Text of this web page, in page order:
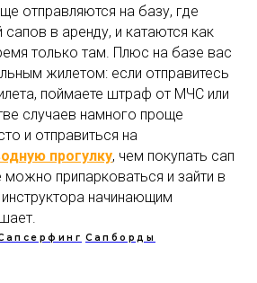
отправляются на базу, где
в аренду, и катаются как
только там. Плюс на базе вас
жилетом: если отправитесь
поймаете штраф от МЧС или
случаев намного проще
и отправиться на
прогулку, чем покупать сап
можно припарковаться и зайти в
начинающим
Сапборды